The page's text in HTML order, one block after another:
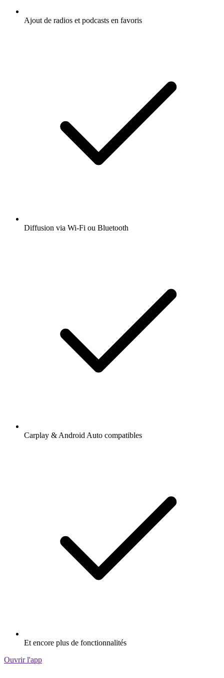
Ajout de radios et podcasts en favoris
Diffusion via Wi-Fi ou Bluetooth
Carplay & Android Auto compatibles
Et encore plus de fonctionnalités
Ouvrir l'app